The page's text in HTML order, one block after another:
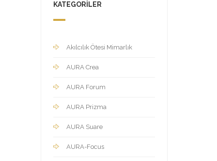
KATEGORILER
Akılcılık Ötesi Mimarlık
AURA Crea
AURA Forum
AURA Prizma
AURA Suare
AURA-Focus